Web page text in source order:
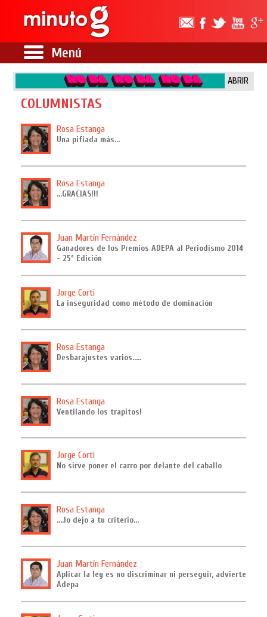
Menú
ABRIR
COLUMNISTAS
Rosa Estanga
Una pifiada más…
Rosa Estanga
…GRACIAS!!!
Juan Martín Fernández
Ganadores de los Premios ADEPA al Periodismo 2014
- 25ª Edición
Jorge Corti
La inseguridad como método de dominación
Rosa Estanga
Desbarajustes varios…..
Rosa Estanga
Ventilando los trapitos!
Jorge Corti
No sirve poner el carro por delante del caballo
Rosa Estanga
....lo dejo a tu criterio…
Juan Martín Fernández
Aplicar la ley es no discriminar ni perseguir, advierte
Adepa